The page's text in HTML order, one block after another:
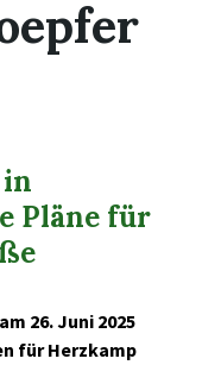
Pläne für
26. Juni 2025
für Herzkamp